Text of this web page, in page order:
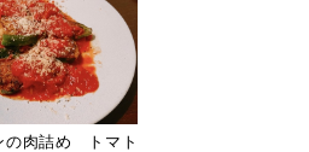
の肉詰め トマト